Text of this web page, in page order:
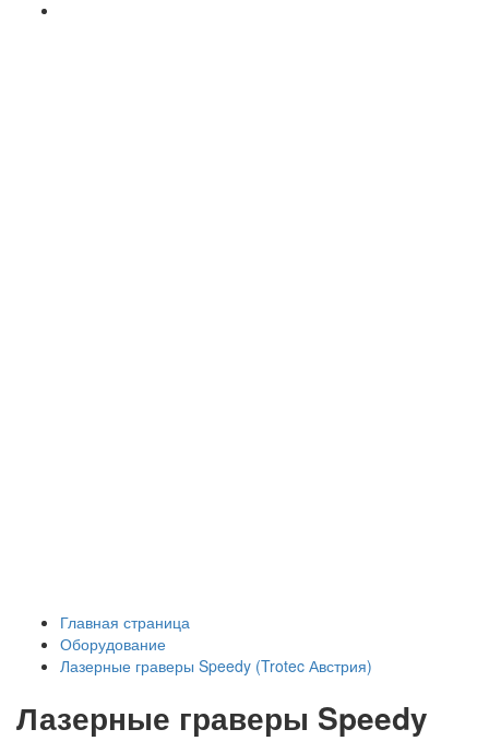
Главная страница
Оборудование
Лазерные граверы Speedy (Trotec Австрия)
Лазерные граверы Speedy